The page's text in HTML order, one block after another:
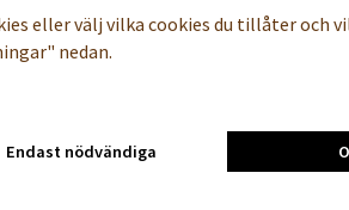
en av våra mest mångsidiga
tilltugg. Dessutom är den full med C-
du sorter som sätter färg på
eller välj vilka cookies du tillåter och
nedan.
Endast nödvändiga